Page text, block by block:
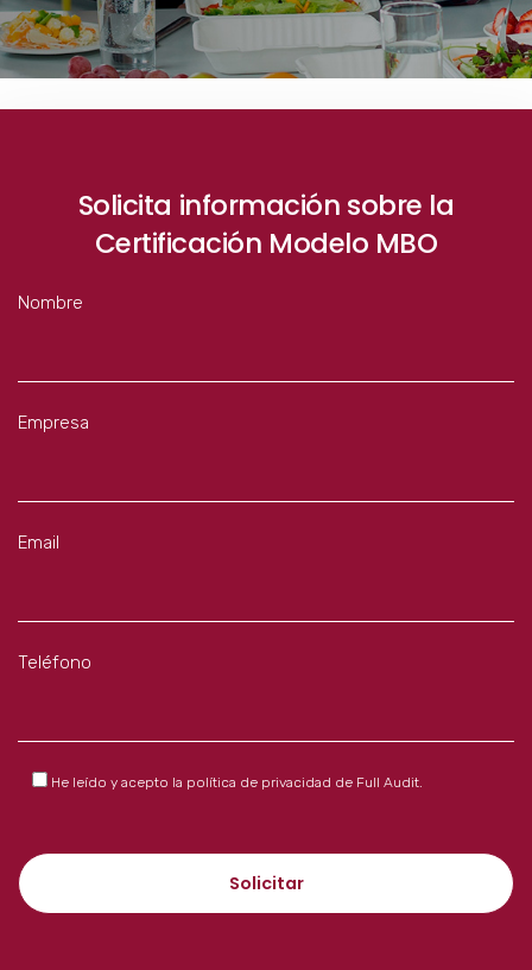
Solicita información sobre la
Certificación Modelo MBO
Nombre
Empresa
Email
Teléfono
He leído y acepto la política de privacidad de Full Audit.
Solicitar